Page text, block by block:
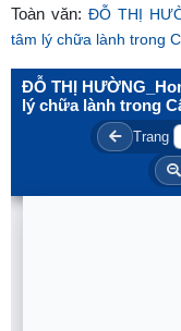
Toàn văn: ĐỖ THỊ
tâm lý chữa lành trong